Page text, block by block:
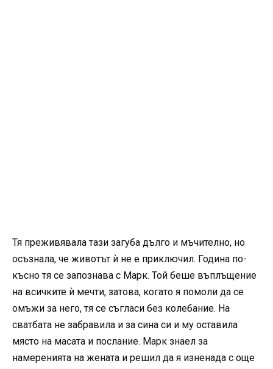
Тя преживявала тази загуба дълго и мъчително, но
осъзнала, че животът ѝ не е приключил. Година по-
късно тя се запознава с Марк. Той беше въплъщение
на всичките ѝ мечти, затова, когато я помоли да се
омъжи за него, тя се съгласи без колебание. На
сватбата не забравила и за сина си и му оставила
място на масата и послание. Марк знаел за
намеренията на жената и решил да я изненада с още